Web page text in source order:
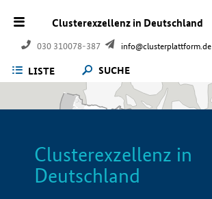
Clusterexzellenz in Deutschland
030 310078-387 info@clusterplattform.de
LISTE SUCHE
Clusterexzellenz in
Deutschland